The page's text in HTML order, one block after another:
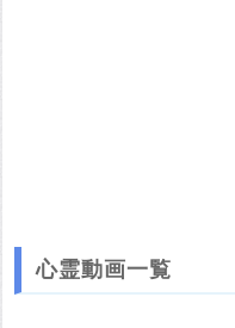
心霊動画一覧